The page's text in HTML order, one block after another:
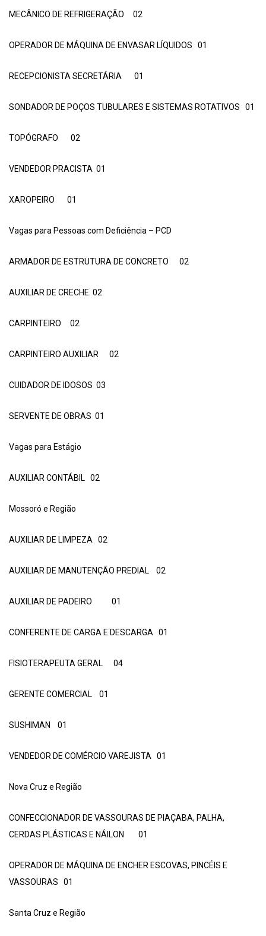
MECÂNICO DE REFRIGERAÇÃO 02
OPERADOR DE MÁQUINA DE ENVASAR LÍQUIDOS 01
RECEPCIONISTA SECRETÁRIA 01
SONDADOR DE POÇOS TUBULARES E SISTEMAS ROTATIVOS 01
TOPÓGRAFO 02
VENDEDOR PRACISTA 01
XAROPEIRO 01
Vagas para Pessoas com Deficiência – PCD
ARMADOR DE ESTRUTURA DE CONCRETO 02
AUXILIAR DE CRECHE 02
CARPINTEIRO 02
CARPINTEIRO AUXILIAR 02
CUIDADOR DE IDOSOS 03
SERVENTE DE OBRAS 01
Vagas para Estágio
AUXILIAR CONTÁBIL 02
Mossoró e Região
AUXILIAR DE LIMPEZA 02
AUXILIAR DE MANUTENÇÃO PREDIAL 02
AUXILIAR DE PADEIRO 01
CONFERENTE DE CARGA E DESCARGA 01
FISIOTERAPEUTA GERAL 04
GERENTE COMERCIAL 01
SUSHIMAN 01
VENDEDOR DE COMÉRCIO VAREJISTA 01
Nova Cruz e Região
CONFECCIONADOR DE VASSOURAS DE PIAÇABA, PALHA,
CERDAS PLÁSTICAS E NÁILON 01
OPERADOR DE MÁQUINA DE ENCHER ESCOVAS, PINCÉIS E
VASSOURAS 01
Santa Cruz e Região